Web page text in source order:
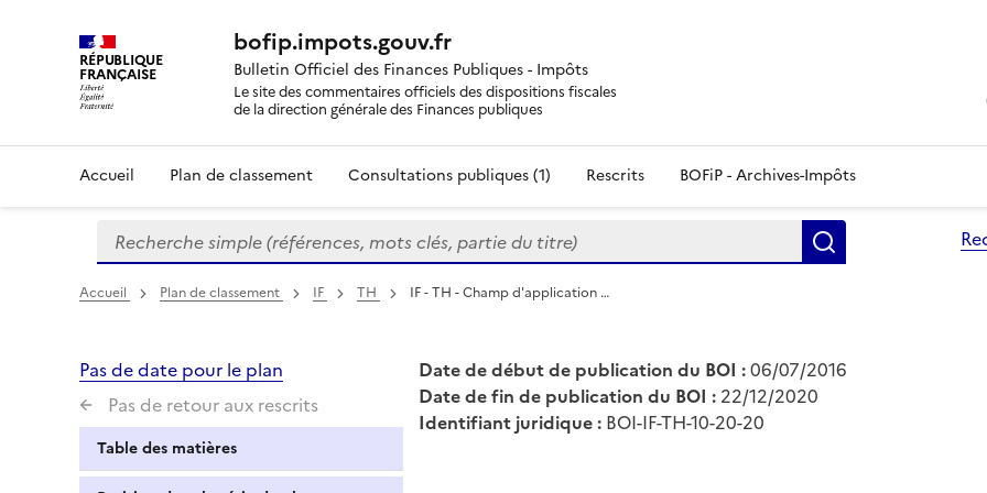
RÉPUBLIQUE
FRANÇAISE
bofip.impots.gouv.fr
Bulletin Officiel des Finances Publiques - Impôts
Le site des commentaires officiels des dispositions fiscales
de la direction générale des Finances publiques
Accueil Plan de classement Consultations publiques (1) Rescrits BOFiP - Archives-Impôts
Formulaire
de
recherche
Recherche simple (références, mots clés, partie du titre)
Accueil Plan de classement IF TH IF - TH - Champ d'application …
Pas de date pour le plan
Pas de retour aux rescrits
Table des matières
Date de début de publication du BOI :06/07/2016
Date de fin de publication du BOI : 22/12/2020
Identifiant juridique : BOI-IF-TH-10-20-20